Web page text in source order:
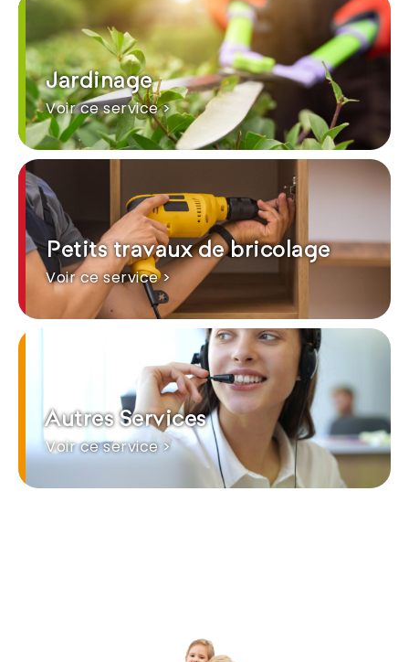
Jardinage
Voir ce service >
Petits travaux de bricolage
Voir ce service >
Autres Services
Voir ce service >